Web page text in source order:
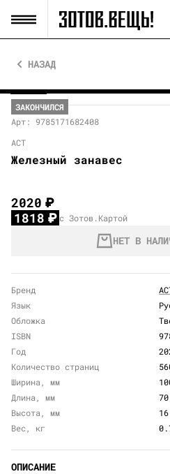
НАЗАД
ЗАКОНЧИЛСЯ
Арт: 9785171682408
АСТ
Железный занавес
2020₽
1818₽ с Зотов.Картой
НЕТ В
Бренд
Язык
Обложка
ISBN
Год
Количество страниц
Ширина, мм
Длина, мм
70
Высота, мм
16
Вес, кг
ОПИСАНИЕ